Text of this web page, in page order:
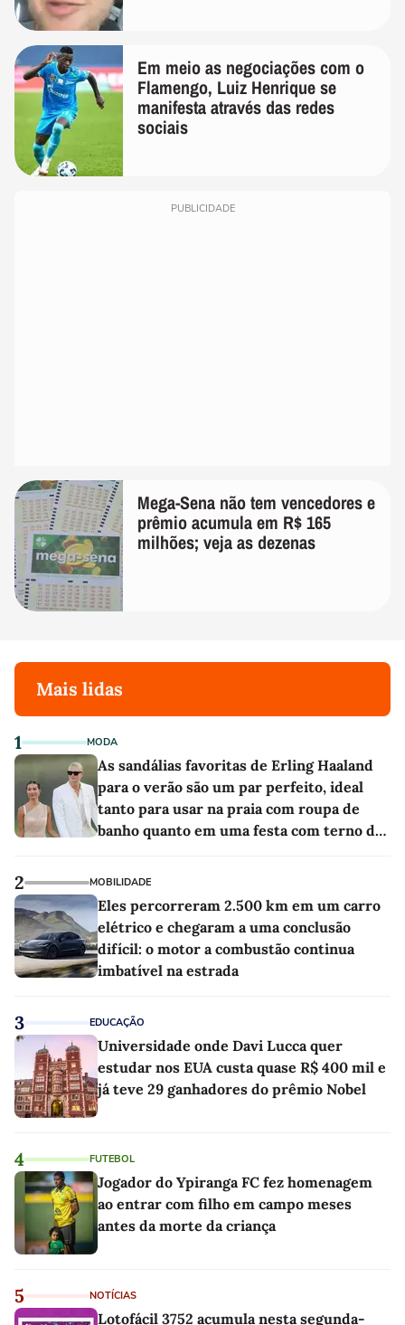
Em meio as negociações com o
Flamengo, Luiz Henrique se
manifesta através das redes
sociais
PUBLICIDADE
Mega-Sena não tem vencedores e
prêmio acumula em R$ 165
milhões; veja as dezenas
Mais lidas
1 MODA
As sandálias favoritas de Erling Haaland
para o verão são um par perfeito, ideal
tanto para usar na praia com roupa de
banho quanto em uma festa com terno de
2 MOBILIDADE
Eles percorreram 2.500 km em um carro
elétrico e chegaram a uma conclusão
difícil: o motor a combustão continua
imbatível na estrada
3 EDUCAÇÃO
Universidade onde Davi Lucca quer
estudar nos EUA custa quase R$ 400 mil e
já teve 29 ganhadores do prêmio Nobel
4 FUTEBOL
Jogador do Ypiranga FC fez homenagem
ao entrar com filho em campo meses
antes da morte da criança
5 NOTÍCIAS
Lotofácil 3752 acumula nesta segunda-